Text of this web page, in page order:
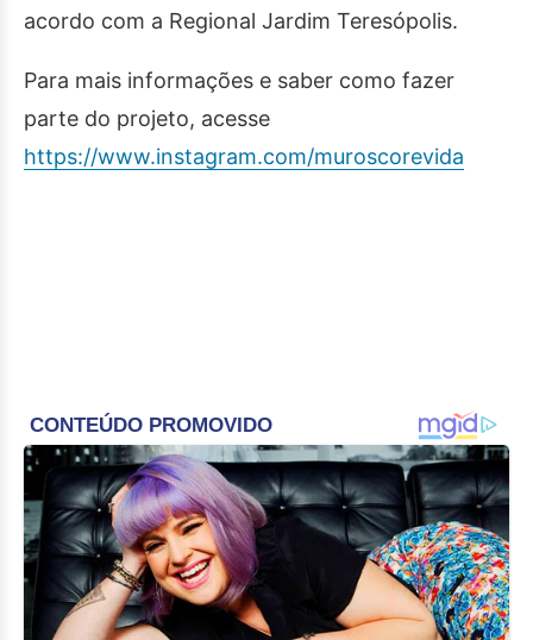
acordo com a Regional Jardim Teresópolis.
Para mais informações e saber como fazer
parte do projeto, acesse
https://www.instagram.com/muroscorevida